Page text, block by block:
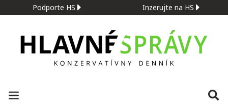
Podporte HS Inzerujte na HS